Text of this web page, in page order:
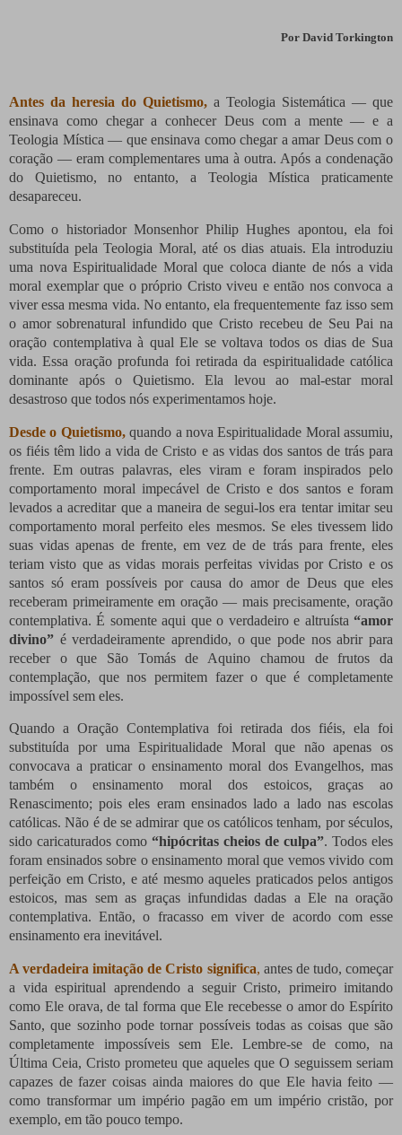
Por David Torkington
Antes da heresia do Quietismo, a Teologia Sistemática — que
ensinava como chegar a conhecer Deus com a mente — e a
Teologia Mística — que ensinava como chegar a amar Deus com o
coração — eram complementares uma à outra. Após a condenação
do Quietismo, no entanto, a Teologia Mística praticamente
desapareceu.
Como o historiador Monsenhor Philip Hughes apontou, ela foi
substituída pela Teologia Moral, até os dias atuais. Ela introduziu
uma nova Espiritualidade Moral que coloca diante de nós a vida
moral exemplar que o próprio Cristo viveu e então nos convoca a
viver essa mesma vida. No entanto, ela frequentemente faz isso sem
o amor sobrenatural infundido que Cristo recebeu de Seu Pai na
oração contemplativa à qual Ele se voltava todos os dias de Sua
vida. Essa oração profunda foi retirada da espiritualidade católica
dominante após o Quietismo. Ela levou ao mal-estar moral
desastroso que todos nós experimentamos hoje.
Desde o Quietismo,quando a nova Espiritualidade Moral assumiu,
os fiéis têm lido a vida de Cristo e as vidas dos santos de trás para
frente. Em outras palavras, eles viram e foram inspirados pelo
comportamento moral impecável de Cristo e dos santos e foram
levados a acreditar que a maneira de segui-los era tentar imitar seu
comportamento moral perfeito eles mesmos. Se eles tivessem lido
suas vidas apenas de frente, em vez de de trás para frente, eles
teriam visto que as vidas morais perfeitas vividas por Cristo e os
santos só eram possíveis por causa do amor de Deus que eles
receberam primeiramente em oração — mais precisamente, oração
contemplativa. É somente aqui que o verdadeiro e altruísta “amor
divino” é verdadeiramente aprendido, o que pode nos abrir para
receber o que São Tomás de Aquino chamou de frutos da
contemplação, que nos permitem fazer o que é completamente
impossível sem eles.
Quando a Oração Contemplativa foi retirada dos fiéis, ela foi
substituída por uma Espiritualidade Moral que não apenas os
convocava a praticar o ensinamento moral dos Evangelhos, mas
também o ensinamento moral dos estoicos, graças ao
Renascimento; pois eles eram ensinados lado a lado nas escolas
católicas. Não é de se admirar que os católicos tenham, por séculos,
sido caricaturados como “hipócritas cheios de culpa”. Todos eles
foram ensinados sobre o ensinamento moral que vemos vivido com
perfeição em Cristo, e até mesmo aqueles praticados pelos antigos
estoicos, mas sem as graças infundidas dadas a Ele na oração
contemplativa. Então, o fracasso em viver de acordo com esse
ensinamento era inevitável.
A verdadeira imitação de Cristo significa, antes de tudo, começar
a vida espiritual aprendendo a seguir Cristo, primeiro imitando
como Ele orava, de tal forma que Ele recebesse o amor do Espírito
Santo, que sozinho pode tornar possíveis todas as coisas que são
completamente impossíveis sem Ele. Lembre-se de como, na
Última Ceia, Cristo prometeu que aqueles que O seguissem seriam
capazes de fazer coisas ainda maiores do que Ele havia feito —
como transformar um império pagão em um império cristão, por
exemplo, em tão pouco tempo.